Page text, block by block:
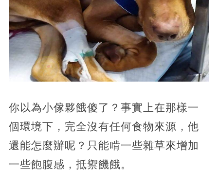
你以為小傢夥餓傻了？事實上在那樣一
個環境下，完全沒有任何食物來源，他
還能怎麼辦呢？只能啃一些雜草來增加
一些飽腹感，抵禦饑餓。